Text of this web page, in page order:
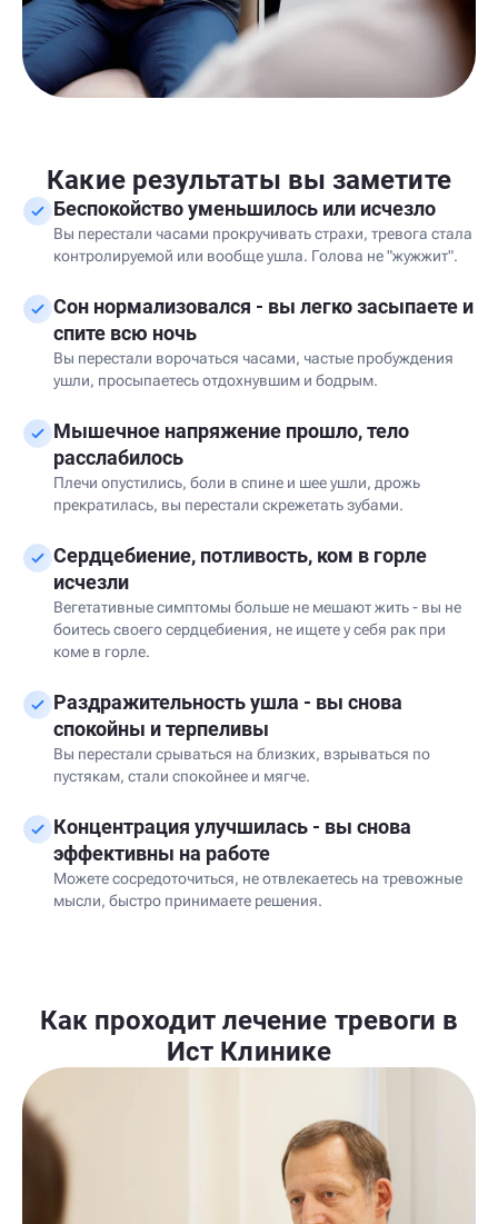
Какие результаты вы заметите
Беспокойство уменьшилось или исчезло
Вы перестали часами прокручивать страхи, тревога стала
контролируемой или вообще ушла. Голова не "жужжит".
Сон нормализовался - вы легко засыпаете и
спите всю ночь
Вы перестали ворочаться часами, частые пробуждения
ушли, просыпаетесь отдохнувшим и бодрым.
Мышечное напряжение прошло, тело
расслабилось
Плечи опустились, боли в спине и шее ушли, дрожь
прекратилась, вы перестали скрежетать зубами.
Сердцебиение, потливость, ком в горле
исчезли
Вегетативные симптомы больше не мешают жить - вы не
боитесь своего сердцебиения, не ищете у себя рак при
коме в горле.
Раздражительность ушла - вы снова
спокойны и терпеливы
Вы перестали срываться на близких, взрываться по
пустякам, стали спокойнее и мягче.
Концентрация улучшилась - вы снова
эффективны на работе
Можете сосредоточиться, не отвлекаетесь на тревожные
мысли, быстро принимаете решения.
Как проходит лечение тревоги в
Ист Клинике